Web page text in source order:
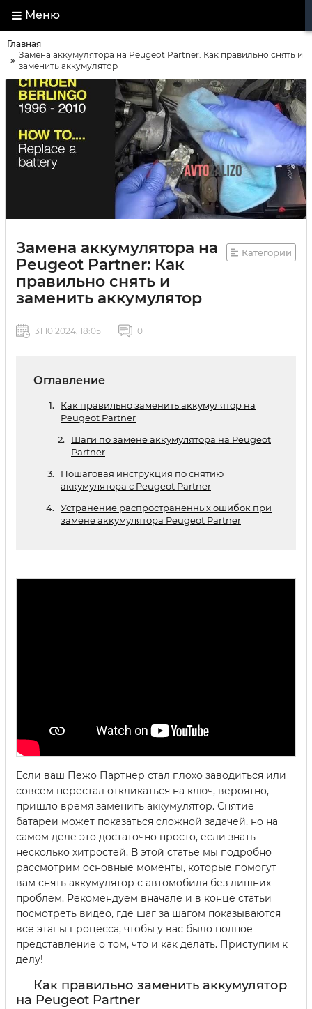
Меню
Главная
Замена аккумулятора на Peugeot Partner: Как правильно снять и
заменить аккумулятор
Замена аккумулятора на
Peugeot Partner: Как
правильно снять и
заменить аккумулятор
Категории
31 10 2024, 18:05 0
Оглавление
Как правильно заменить аккумулятор на
Peugeot Partner
Шаги по замене аккумулятора на Peugeot
Partner
Пошаговая инструкция по снятию
аккумулятора с Peugeot Partner
Устранение распространенных ошибок при
замене аккумулятора Peugeot Partner
Если ваш Пежо Партнер стал плохо заводиться или
совсем перестал откликаться на ключ, вероятно,
пришло время заменить аккумулятор. Снятие
батареи может показаться сложной задачей, но на
самом деле это достаточно просто, если знать
несколько хитростей. В этой статье мы подробно
рассмотрим основные моменты, которые помогут
вам снять аккумулятор с автомобиля без лишних
проблем. Рекомендуем вначале и в конце статьи
посмотреть видео, где шаг за шагом показываются
все этапы процесса, чтобы у вас было полное
представление о том, что и как делать. Приступим к
делу!
Как правильно заменить аккумулятор
на Peugeot Partner